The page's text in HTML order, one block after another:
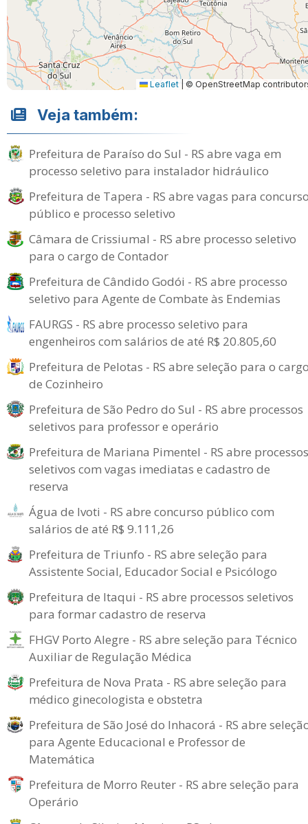
Leaflet © OpenStreetMap
Veja também:
Prefeitura de Paraíso do Sul - RS abre vaga em
processo seletivo para instalador hidráulico
Prefeitura de Tapera - RS abre vagas para
público e processo seletivo
Câmara de Crissiumal - RS abre processo seletivo
para o cargo de Contador
Prefeitura de Cândido Godói - RS abre processo
seletivo para Agente de Combate às Endemias
FAURGS - RS abre processo seletivo para
engenheiros com salários de até R$ 20.805,60
Prefeitura de Pelotas - RS abre seleção para o
de Cozinheiro
Prefeitura de São Pedro do Sul - RS abre processos
seletivos para professor e operário
Prefeitura de Mariana Pimentel - RS abre processos
seletivos com vagas imediatas e cadastro de
reserva
Água de Ivoti - RS abre concurso público com
salários de até R$ 9.111,26
Prefeitura de Triunfo - RS abre seleção para
Assistente Social, Educador Social e Psicólogo
Prefeitura de Itaqui - RS abre processos seletivos
para formar cadastro de reserva
FHGV Porto Alegre - RS abre seleção para Técnico
Auxiliar de Regulação Médica
Prefeitura de Nova Prata - RS abre seleção para
médico ginecologista e obstetra
Prefeitura de São José do Inhacorá - RS abre
para Agente Educacional e Professor de
Matemática
Prefeitura de Morro Reuter - RS abre seleção para
Operário